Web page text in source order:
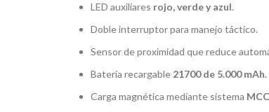
LED auxiliares rojo, verde y azul.
Doble interruptor para manejo táctico.
Sensor de proximidad que reduce
Batería recargable 21700 de 5.000 mAh.
Carga magnética mediante sistema